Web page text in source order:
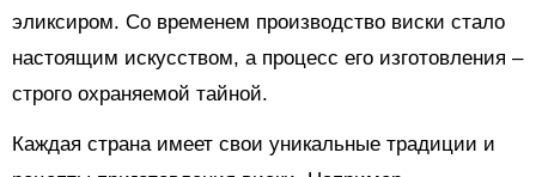
эликсиром. Со временем производство виски стало
настоящим искусством, а процесс его изготовления –
строго охраняемой тайной.
Каждая страна имеет свои уникальные традиции и